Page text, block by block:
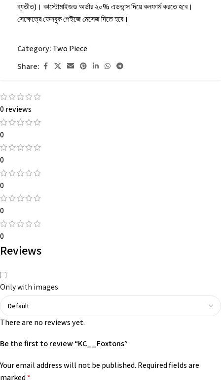
ব্যতীত)। কাস্টোমাইজড অর্ডার ২০% এডভান্স দিয়ে কনফার্ম করতে হবে।
সেক্ষেত্রে ফেসবুক পেইজে মেসেজ দিতে হবে।
হবে।
Category: Two Piece
Share:
0 reviews
0
0
0
0
0
Reviews
Only with images
There are no reviews yet.
Be the first to review “KC__Foxtons”
Your email address will not be published. Required fields are
marked*